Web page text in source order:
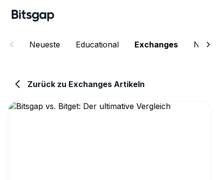
Neueste Educational Exchanges News
Zurück zu Exchanges Artikeln